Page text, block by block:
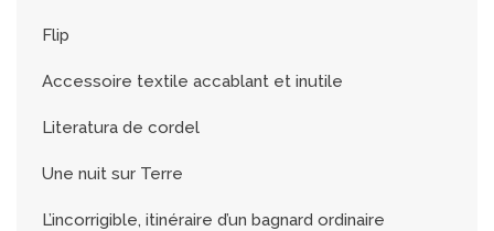
Flip
Accessoire textile accablant et inutile
Literatura de cordel
Une nuit sur Terre
L’incorrigible, itinéraire d’un bagnard ordinaire